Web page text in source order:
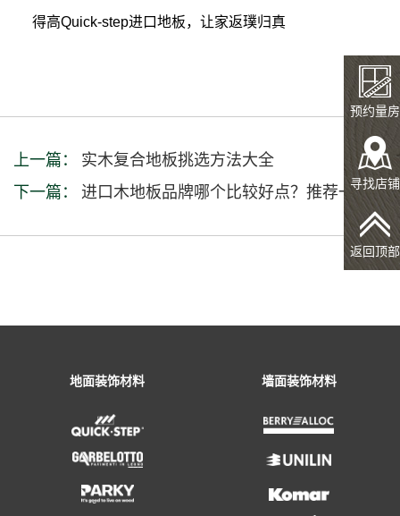
得高Quick-step进口地板，让家返璞归真
上一篇：
实木复合地板挑选方法大全
下一篇：
进口木地板品牌哪个比较好点？推荐一下
预约量房
寻找店铺
返回顶部